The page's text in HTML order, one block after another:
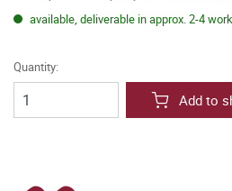
available, deliverable in approx. 2-4
Quantity:
Add to